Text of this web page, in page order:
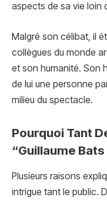
aspects de sa vie loin
Malgré son célibat, il
collègues du monde
et son humanité. Son
de lui une personne
milieu du spectacle.
Pourquoi Tant
“Guillaume
Plusieurs raisons
intrigue tant le public.